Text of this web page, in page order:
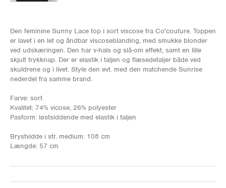
Den feminine Sunny Lace top i sort viscose fra Co'couture. Toppen
er lavet i en let og åndbar viscoseblanding, med smukke blonder
ved udskæringen. Den har v-hals og slå-om effekt, samt en lille
skjult trykknap. Der er elastik i taljen og flæsedetaljer både ved
skuldrene og i livet. Style den evt. med den matchende Sunrise
nederdel fra samme brand.
Farve: sort
Kvalitet: 74% vicose, 26% polyester
Pasform: løstsiddende med elastik i taljen
Brystvidde i str. medium: 108 cm
Længde: 57 cm